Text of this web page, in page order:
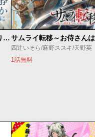
ただ静かに消え去るつもりでした
四辻いそら/麻野ススキ/天野英
1話無料